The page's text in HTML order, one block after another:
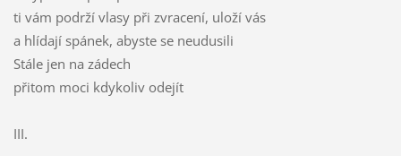
ti vám podrží vlasy při zvracení, uloží vás
a hlídají spánek, abyste se neudusili
Stále jen na zádech
přitom moci kdykoliv odejít
III.